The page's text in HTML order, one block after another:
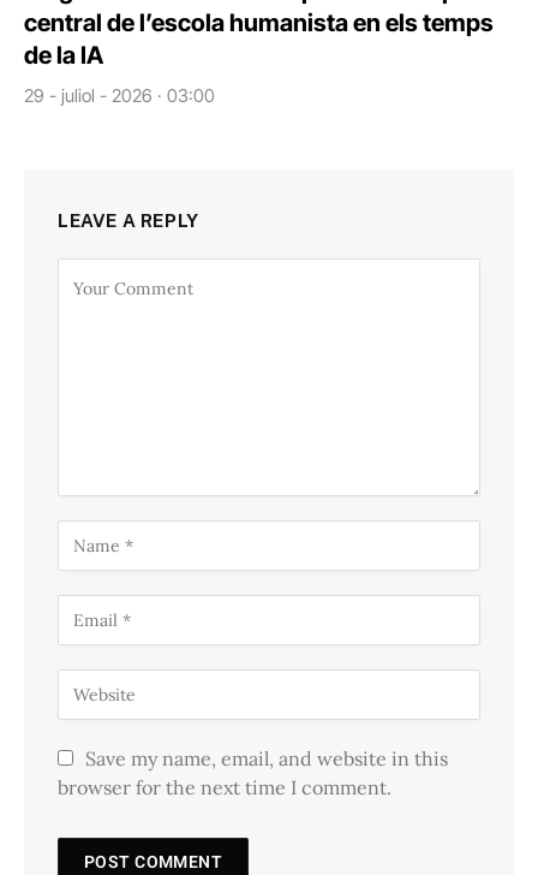
central de l’escola humanista en els temps
de la IA
29 - juliol - 2026 · 03:00
LEAVE A REPLY
Save my name, email, and website in this
browser for the next time I comment.